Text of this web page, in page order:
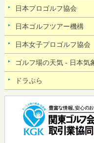
日本プロゴルフ協会
日本ゴルフツアー機構
日本女子プロゴルフ協会
ゴルフ場の天気 - 日本気
ドラぷら